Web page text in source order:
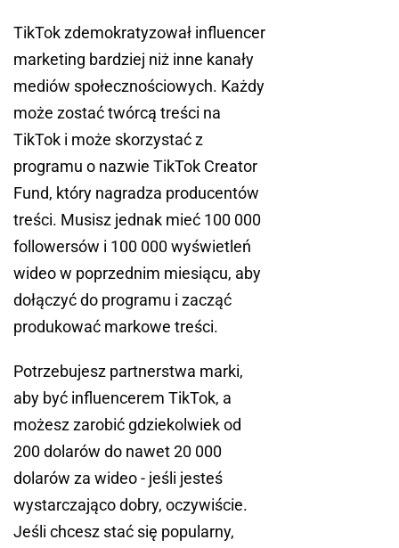
TikTok zdemokratyzował influencer
marketing bardziej niż inne kanały
mediów społecznościowych. Każdy
może zostać twórcą treści na
TikTok i może skorzystać z
programu o nazwie TikTok Creator
Fund, który nagradza producentów
treści. Musisz jednak mieć 100 000
followersów i 100 000 wyświetleń
wideo w poprzednim miesiącu, aby
dołączyć do programu i zacząć
produkować markowe treści.
Potrzebujesz partnerstwa marki,
aby być influencerem TikTok, a
możesz zarobić gdziekolwiek od
200 dolarów do nawet 20 000
dolarów za wideo - jeśli jesteś
wystarczająco dobry, oczywiście.
Jeśli chcesz stać się popularny,